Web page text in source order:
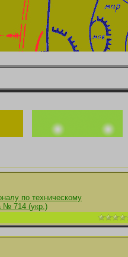
по техническому
№ 714 (укр.)